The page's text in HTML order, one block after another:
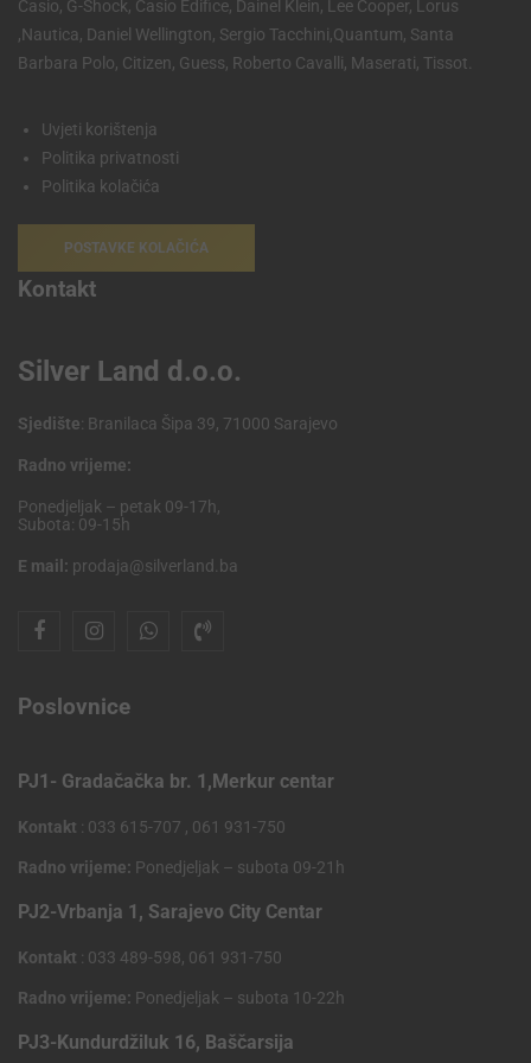
Casio, G-Shock, Casio Edifice, Dainel Klein, Lee Cooper, Lorus
,Nautica, Daniel Wellington, Sergio Tacchini,Quantum, Santa
Barbara Polo, Citizen, Guess, Roberto Cavalli, Maserati, Tissot.
Uvjeti korištenja
Politika privatnosti
Politika kolačića
POSTAVKE KOLAČIĆA
Kontakt
Silver Land d.o.o.
Sjedište: Branilaca Šipa 39, 71000 Sarajevo
Radno vrijeme:
Ponedjeljak – petak 09-17h,
Subota: 09-15h
E mail: prodaja@silverland.ba
Poslovnice
PJ1- Gradačačka br. 1,Merkur centar
Kontakt : 033 615-707 , 061 931-750
Radno vrijeme: Ponedjeljak – subota 09-21h
PJ2-Vrbanja 1, Sarajevo City Centar
Kontakt : 033 489-598, 061 931-750
Radno vrijeme: Ponedjeljak – subota 10-22h
PJ3-Kundurdžiluk 16, Baščarsija